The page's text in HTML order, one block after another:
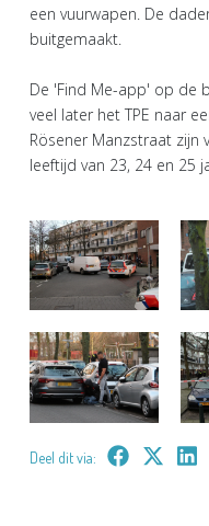
een vuurwapen. De
buitgemaakt.
De 'Find Me-app' op de
veel later het TPE naar
Rösener Manzstraat zijn
leeftijd van 23, 24 en 25
Deel dit via: